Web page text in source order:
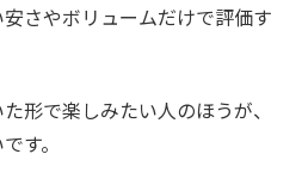
さやボリュームだけで評価す
形で楽しみたい人のほうが、
す。